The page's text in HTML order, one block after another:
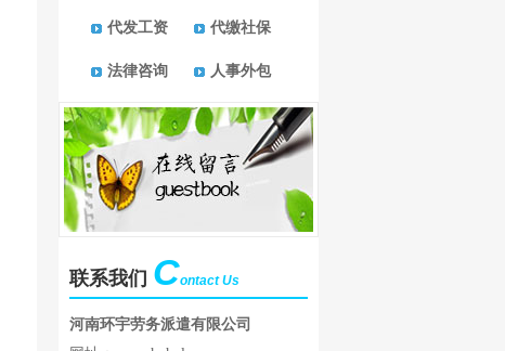
代发工资 代缴社保
法律咨询 人事外包
联系我们 Contact Us
河南环宇劳务派遣有限公司